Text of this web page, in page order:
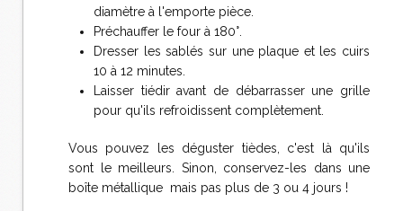
diamètre à l'emporte pièce.
Préchauffer le four à 180°.
Dresser les sablés sur une plaque et les cuirs
10 à 12 minutes.
Laisser tiédir avant de débarrasser une grille
pour qu'ils refroidissent complètement.
Vous pouvez les déguster tièdes, c'est là qu'ils
sont le meilleurs. Sinon, conservez-les dans une
boîte métallique mais pas plus de 3 ou 4 jours !